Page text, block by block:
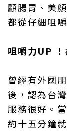
顧腸胃、美
都從仔細咀嚼
咀嚼力UP
曾經有外國
後，認為台
服務很好。
約十五分鐘